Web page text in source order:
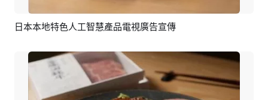
預覽 AI剪同款
日本本地特色人工智慧產品電視廣告宣傳